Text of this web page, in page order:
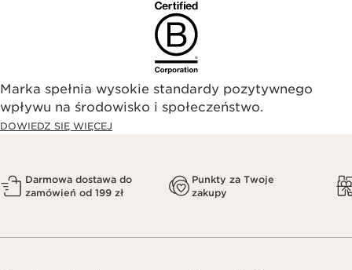
Marka spełnia wysokie standardy pozytywnego
wpływu na środowisko i społeczeństwo.​
DOWIEDZ SIĘ WIĘCEJ
Darmowa dostawa do
zamówień od 199 zł
Punkty za Twoje
zakupy